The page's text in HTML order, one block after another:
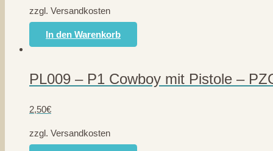
zzgl. Versandkosten
In den Warenkorb
PL009 – P1 Cowboy mit Pistole –
2,50€
zzgl. Versandkosten